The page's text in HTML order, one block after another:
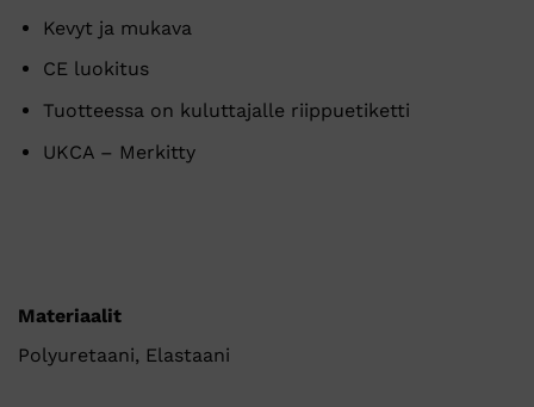
Kevyt ja mukava
CE luokitus
Tuotteessa on kuluttajalle riippuetiketti
UKCA – Merkitty
Materiaalit
Polyuretaani, Elastaani